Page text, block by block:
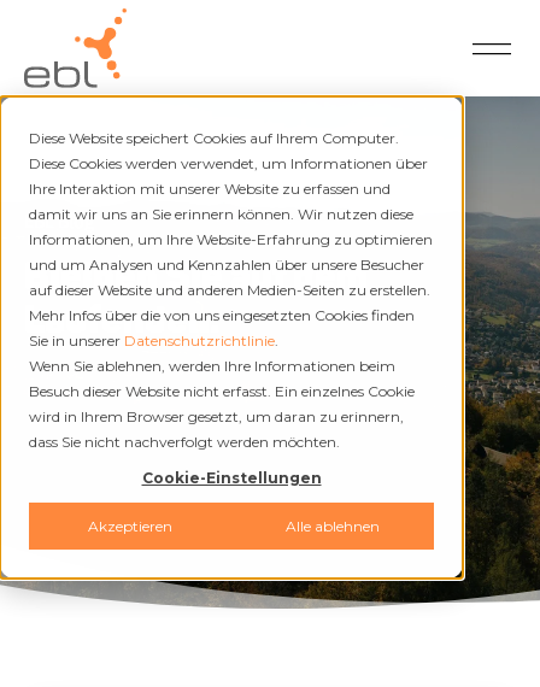
Diese Website speichert Cookies auf Ihrem Computer.
Diese Cookies werden verwendet, um Informationen über
Ihre Interaktion mit unserer Website zu erfassen und
damit wir uns an Sie erinnern können. Wir nutzen diese
Informationen, um Ihre Website-Erfahrung zu optimieren
und um Analysen und Kennzahlen über unsere Besucher
auf dieser Website und anderen Medien-Seiten zu erstellen.
Mehr Infos über die von uns eingesetzten Cookies finden
Sie in unserer Datenschutzrichtlinie.
Wenn Sie ablehnen, werden Ihre Informationen beim
Besuch dieser Website nicht erfasst. Ein einzelnes Cookie
wird in Ihrem Browser gesetzt, um daran zu erinnern,
dass Sie nicht nachverfolgt werden möchten.
Cookie-Einstellungen
Akzeptieren Alle ablehnen
EBL Blog
Bleiben Sie auf dem
Laufenden.